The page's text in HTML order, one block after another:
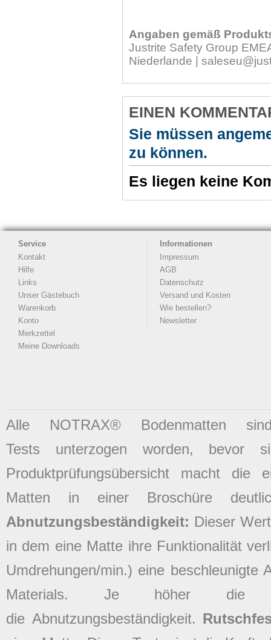
Angaben gemäß
Justrite Safety Group
Niederlande |
EINEN
Sie müssen
zu können.
Es liegen keine
Service
Kontakt
Hilfe
Links
Unser Gästebuch
Warenkorb
Konto
Merkzettel
Meine Downloads
Informationen
Impressum
AGB
Datenschutz
Versand und Kosten
Wie bestellen?
Newsletter
Alle NOTRAX® Bodenmatten
Tests unterzogen worden, bevor
Produktprüfungsübersicht macht die
Matten in einer Broschüre
Abnutzungsbeständigkeit: Dieser
in dem eine Matte ihre Funktionalität
Umdrehungen/min.) eine
Materials. Je höher die
die Abnutzungsbeständigkeit.